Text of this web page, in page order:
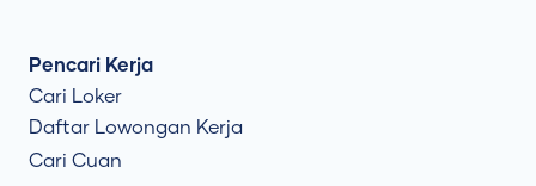
Pencari Kerja
Cari Loker
Daftar Lowongan Kerja
Cari Cuan